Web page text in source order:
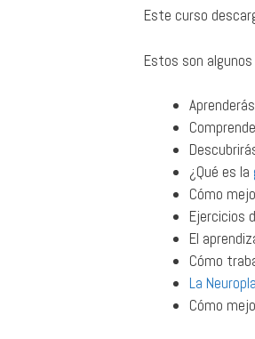
Este curso
Estos son
¿Qué es la
Cómo
Ejercicios
El
Cómo
La
Cómo